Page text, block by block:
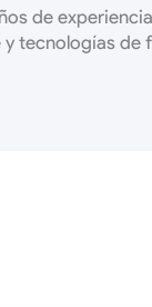
de
tecnologías de